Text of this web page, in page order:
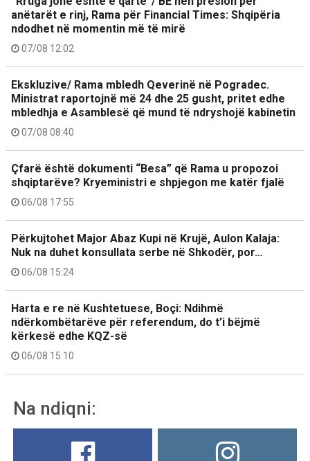
anëtarët e rinj, Rama për Financial Times: Shqipëria
ndodhet në momentin më të mirë
07/08 12:02
Ekskluzive/ Rama mbledh Qeverinë në Pogradec.
Ministrat raportojnë më 24 dhe 25 gusht, pritet edhe
mbledhja e Asamblesë që mund të ndryshojë kabinetin
07/08 08:40
Çfarë është dokumenti “Besa” që Rama u propozoi
shqiptarëve? Kryeministri e shpjegon me katër fjalë
06/08 17:55
Përkujtohet Major Abaz Kupi në Krujë, Aulon Kalaja:
Nuk na duhet konsullata serbe në Shkodër, por…
06/08 15:24
Harta e re në Kushtetuese, Boçi: Ndihmë
ndërkombëtarëve për referendum, do t’i bëjmë
kërkesë edhe KQZ-së
06/08 15:10
Na ndiqni: